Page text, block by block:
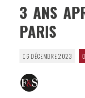
3 ANS
PARIS
06 DÉCEMBRE 2023 0